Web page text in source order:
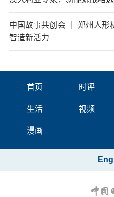
中国故事共创会 ｜ 郑州人形
智造新活力
首页 时评
生活 视频
漫画